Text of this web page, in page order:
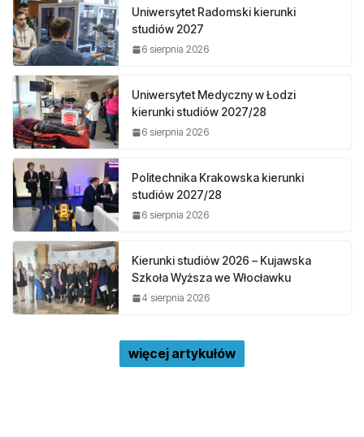
Uniwersytet Radomski kierunki
studiów 2027
6 sierpnia 2026
Uniwersytet Medyczny w Łodzi
kierunki studiów 2027/28
6 sierpnia 2026
Politechnika Krakowska kierunki
studiów 2027/28
6 sierpnia 2026
Kierunki studiów 2026 – Kujawska
Szkoła Wyższa we Włocławku
4 sierpnia 2026
więcej artykułów